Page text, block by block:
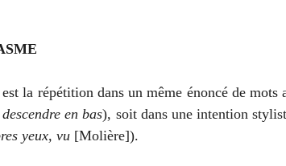
la répétition dans un même énoncé de mots
descendre en bas
yeux, vu [Molière]).